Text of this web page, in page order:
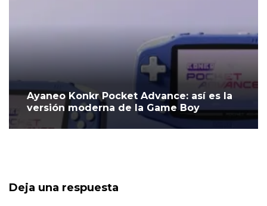
Ayaneo Konkr Pocket Advance: así es la
versión moderna de la Game Boy
Deja una respuesta